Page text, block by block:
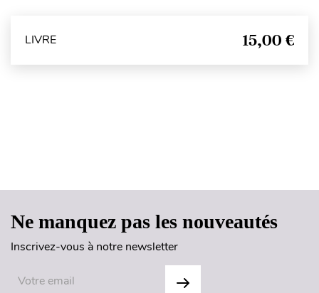
LIVRE 15,00 €
Ne manquez pas les nouveautés
Inscrivez-vous à notre newsletter